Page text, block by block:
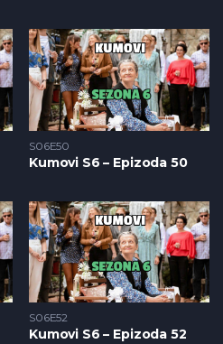
S06E50
Kumovi S6 – Epizoda 50
S06E52
Kumovi S6 – Epizoda 52